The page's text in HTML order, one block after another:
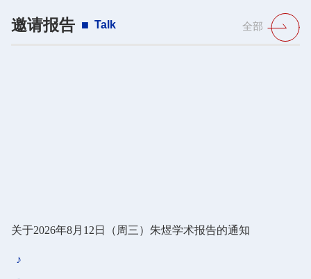
邀请报告 Talk 全部
关于2026年8月12日（周三）朱煜学术报告的通知